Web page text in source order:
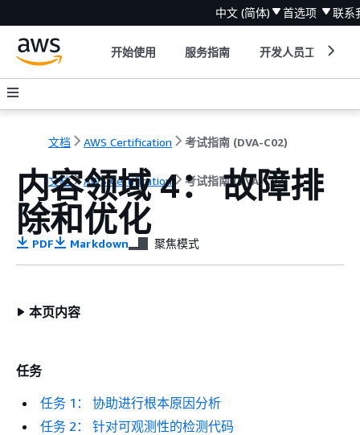
中文 (简体) 首选项 联系
开始使用 服务指南 开发人员工具
文档 AWS Certification 考试指南 (DVA-C02)
文档 AWS Certification 考试指南 (DVA-C02)
内容领域 4： 故障排
除和优化
PDF Markdown 聚焦模式
本页内容
任务
任务 1： 协助进行根本原因分析
任务 2： 针对可观测性的检测代码